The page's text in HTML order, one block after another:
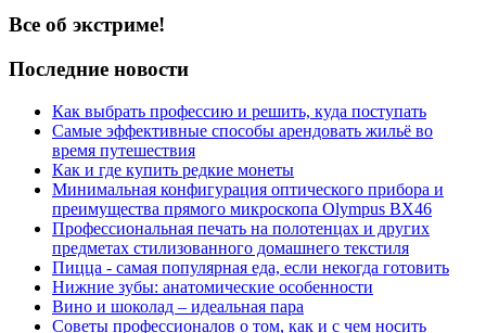
Все об экстриме!
Последние новости
Как выбрать профессию и решить, куда поступать
Самые эффективные способы арендовать жильё во
время путешествия
Как и где купить редкие монеты
Минимальная конфигурация оптического прибора и
преимущества прямого микроскопа Olympus BX46
Профессиональная печать на полотенцах и других
предметах стилизованного домашнего текстиля
Пицца - самая популярная еда, если некогда готовить
Нижние зубы: анатомические особенности
Вино и шоколад – идеальная пара
Советы профессионалов о том, как и с чем носить